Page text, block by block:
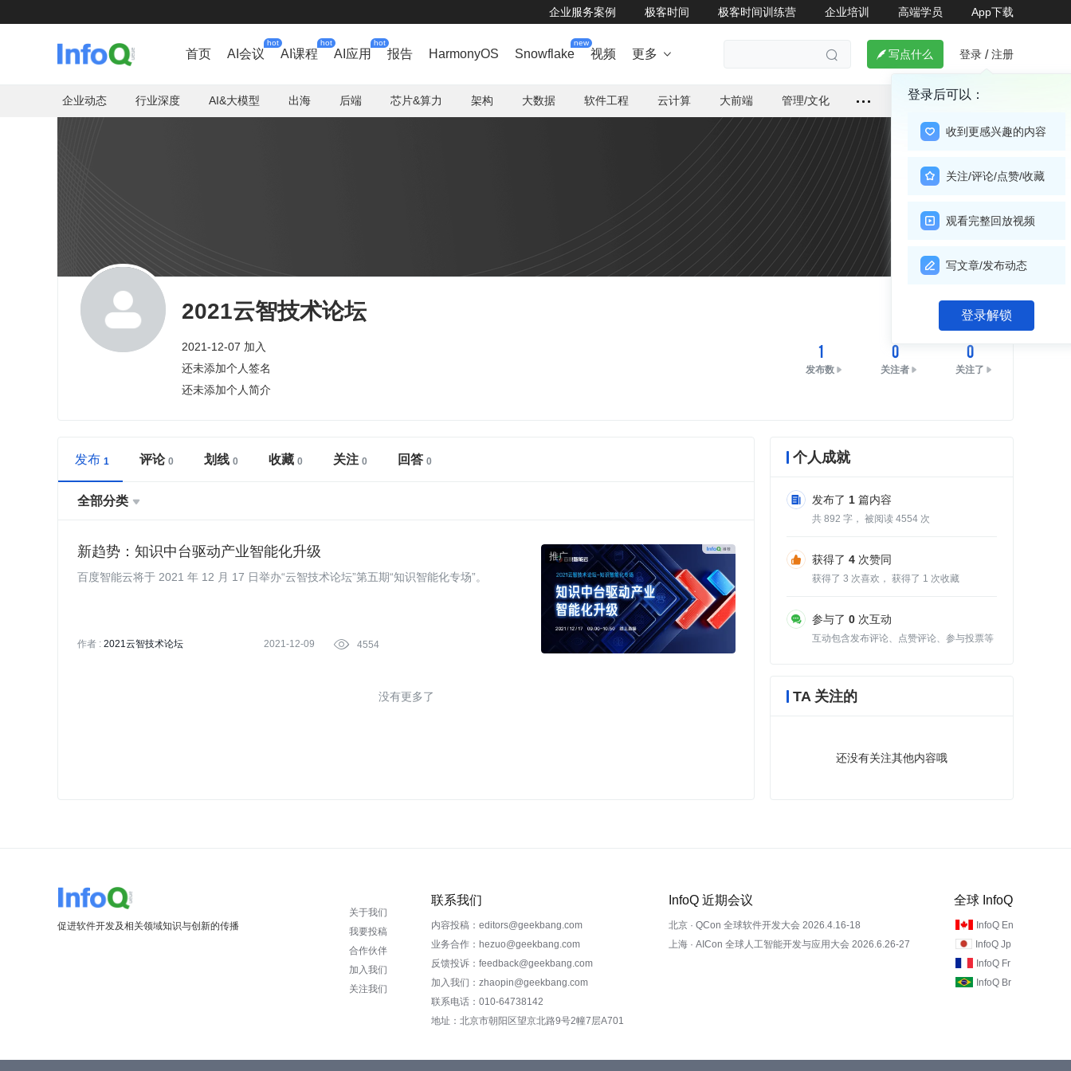
企业服务案例 极客时间 极客时间训练营 企业培训 高端学员 App下载
首页 AI会议
hot
AI课程
hot
AI应用
hot
报告 HarmonyOS Snowflake
new
视频 更多    写点什么 登录 / 注册
登录后可以：
收到更感兴趣的内容
关注/评论/点赞/收藏
观看完整回放视频
写文章/发布动态
登录解锁
企业动态 行业深度 AI&大模型 出海 后端 芯片&算力 架构 大数据 软件工程 云计算 大前端 管理/文化
2021云智技术论坛
2021-12-07 加入
还未添加个人签名
还未添加个人简介
关注
1
发布数
0
关注者
0
关注了
发布 评论 划线 收藏 关注 回答
全部分类 
新趋势：知识中台驱动产业智能化升级
百度智能云将于 2021 年 12 月 17 日举办“云智技术论坛”第五期“知识智能化专场”。
作者 : 2021云智技术论坛 2021-12-09  4554
没有更多了
个人成就
发布了 1 篇内容
共 892 字， 被阅读 4554 次
获得了 4 次赞同
获得了 3 次喜欢， 获得了 1 次收藏
参与了 0 次互动
互动包含发布评论、点赞评论、参与投票等
TA 关注的
还没有关注其他内容哦
促进软件开发及相关领域知识与创新的传播
关于我们
我要投稿
合作伙伴
加入我们
关注我们
联系我们
内容投稿：editors@geekbang.com
业务合作：hezuo@geekbang.com
反馈投诉：feedback@geekbang.com
加入我们：zhaopin@geekbang.com
联系电话：010-64738142
地址：北京市朝阳区望京北路9号2幢7层A701
InfoQ 近期会议
北京 · QCon 全球软件开发大会 2026.4.16-18
上海 · AICon 全球人工智能开发与应用大会 2026.6.26-27
全球 InfoQ
InfoQ En
InfoQ Jp
InfoQ Fr
InfoQ Br